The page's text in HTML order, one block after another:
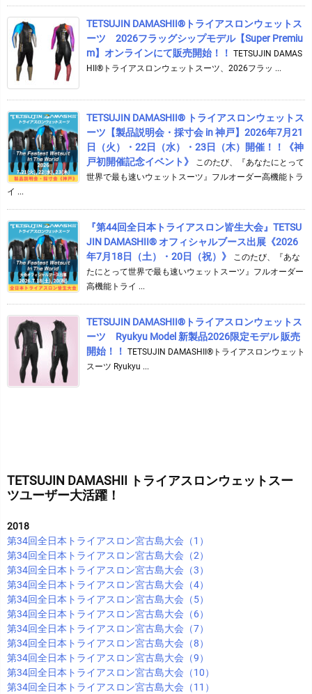
TETSUJIN DAMASHII®︎トライアスロンウェットス
ーツ 2026フラッグシップモデル【Super Premiu
m】オンラインにて販売開始！！ TETSUJIN DAMAS
HII®トライアスロンウェットスーツ、2026フラッ ...
TETSUJIN DAMASHII® トライアスロンウェットス
ーツ【製品説明会・採寸会 in 神戸】2026年7月21
日（火）・22日（水）・23日（木）開催！！《神
戸初開催記念イベント》
このたび、『あなたにとって
世界で最も速いウェットスーツ』フルオーダー高機能トラ
イ ...
『第44回全日本トライアスロン皆生大会』TETSU
JIN DAMASHII® オフィシャルブース出展《2026
年7月18日（土）・20日（祝）》
このたび、『あな
たにとって世界で最も速いウェットスーツ』フルオーダー
高機能トライ ...
TETSUJIN DAMASHII®︎トライアスロンウェットス
ーツ Ryukyu Model 新製品2026限定モデル 販売
開始！！ TETSUJIN DAMASHII®︎トライアスロンウェット
スーツ Ryukyu ...
TETSUJIN DAMASHII トライアスロンウェットスー
ツユーザー大活躍！
2018
第34回全日本トライアスロン宮古島大会（1）
第34回全日本トライアスロン宮古島大会（2）
第34回全日本トライアスロン宮古島大会（3）
第34回全日本トライアスロン宮古島大会（4）
第34回全日本トライアスロン宮古島大会（5）
第34回全日本トライアスロン宮古島大会（6）
第34回全日本トライアスロン宮古島大会（7）
第34回全日本トライアスロン宮古島大会（8）
第34回全日本トライアスロン宮古島大会（9）
第34回全日本トライアスロン宮古島大会（10）
第34回全日本トライアスロン宮古島大会（11）